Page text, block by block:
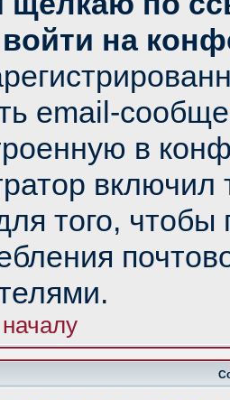
на
email-
в
того, чтобы